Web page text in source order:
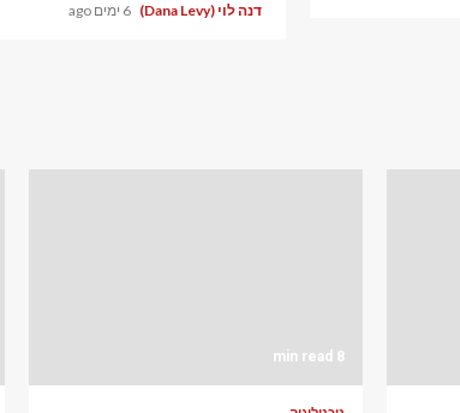
דנה לוי (Dana Levy) 6 ימים ago
8 min read